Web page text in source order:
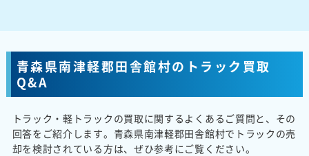
青森県南津軽郡田舎館村のトラック買取
Q&A
トラック・軽トラックの買取に関するよくあるご質問と、その
回答をご紹介します。青森県南津軽郡田舎館村でトラックの売
却を検討されている方は、ぜひ参考にご覧ください。